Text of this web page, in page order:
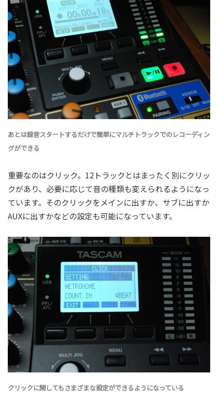
あとは録音スタートするだけで簡単にマルチトラックでのレコーディン
グができる
重要なのはクリック。12トラックとはまったく別にクリッ
クがあり、必要に応じて音の種類も変えられるようになっ
ています。そのクリックをメインに出すか、サブに出すか
AUXに出すかなどの設定も可能になっています。
クリックに関してもさまざまな設定ができるようになっている